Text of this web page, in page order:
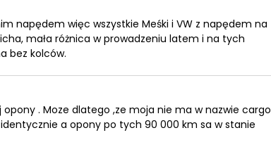
napędem więc wszystkie Meśki i VW z napędem na
mała różnica w prowadzeniu latem i na tych
bez kolców.
. Moze dlatego ,ze moja nie ma w nazwie cargo
identycznie a opony po tych 90 000 km sa w stanie